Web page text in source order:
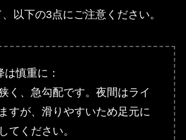
以下の3点にご注意ください。
慎重に：
く、急勾配です。夜間はライ
すが、滑りやすいため足元に
てください。